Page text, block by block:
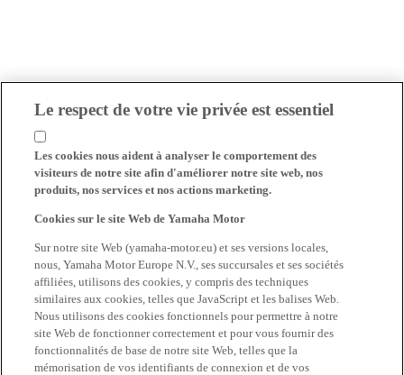
Le respect de votre vie privée est essentiel
Les cookies nous aident à analyser le comportement des
visiteurs de notre site afin d'améliorer notre site web, nos
produits, nos services et nos actions marketing.
Cookies sur le site Web de Yamaha Motor
Sur notre site Web (yamaha-motor.eu) et ses versions locales,
nous, Yamaha Motor Europe N.V., ses succursales et ses sociétés
affiliées, utilisons des cookies, y compris des techniques
similaires aux cookies, telles que JavaScript et les balises Web.
Nous utilisons des cookies fonctionnels pour permettre à notre
site Web de fonctionner correctement et pour vous fournir des
fonctionnalités de base de notre site Web, telles que la
mémorisation de vos identifiants de connexion et de vos